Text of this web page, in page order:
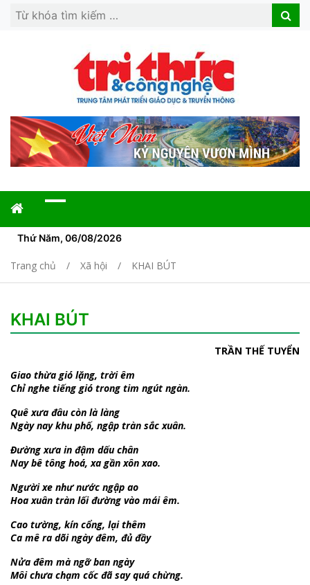
Search
Search
Thứ Năm, 06/08/2026
Trang chủ Xã hội KHAI BÚT
KHAI BÚT
TRẦN THẾ TUYỂN
Giao thừa gió lặng, trời êm
Chỉ nghe tiếng gió trong tim ngút ngàn.
Quê xưa đâu còn là làng
Ngày nay khu phố, ngập tràn sắc xuân.
Đường xưa in đậm dấu chân
Nay bê tông hoá, xa gần xôn xao.
Người xe như nước ngập ao
Hoa xuân tràn lối đường vào mái êm.
Cao tường, kín cổng, lại thêm
Ca mê ra dõi ngày đêm, đủ đầy
Nửa đêm mà ngỡ ban ngày
Môi chưa chạm cốc đã say quá chừng.